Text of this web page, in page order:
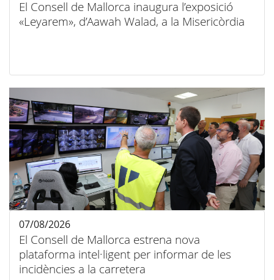
El Consell de Mallorca inaugura l’exposició
«Leyarem», d’Aawah Walad, a la Misericòrdia
El Consell de Mallorca estrena nova
plataforma intel·ligent per informar de les
incidències a la carretera
07/08/2026